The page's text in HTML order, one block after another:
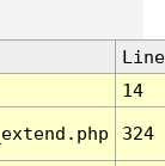
Line
14
324